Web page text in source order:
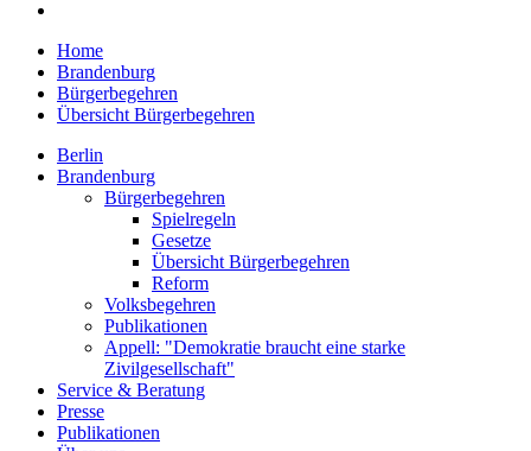
Home
Brandenburg
Bürgerbegehren
Übersicht Bürgerbegehren
Berlin
Brandenburg
Bürgerbegehren
Spielregeln
Gesetze
Übersicht Bürgerbegehren
Reform
Volksbegehren
Publikationen
Appell: "Demokratie braucht eine starke
Zivilgesellschaft"
Service & Beratung
Presse
Publikationen